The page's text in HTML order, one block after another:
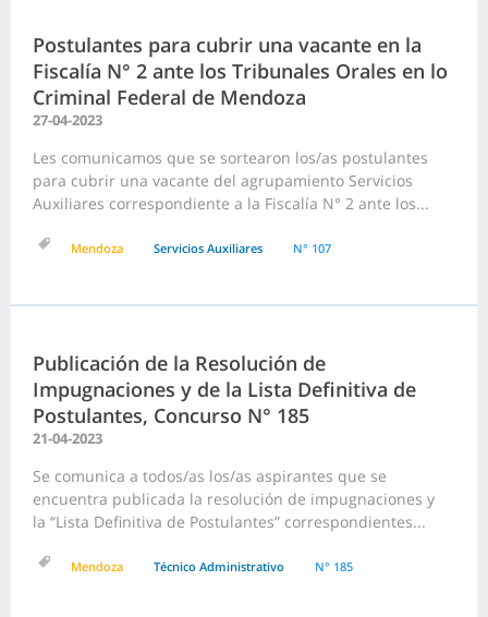
Postulantes para cubrir una vacante en la
Fiscalía N° 2 ante los Tribunales Orales en lo
Criminal Federal de Mendoza
27-04-2023
Les comunicamos que se sortearon los/as postulantes
para cubrir una vacante del agrupamiento Servicios
Auxiliares correspondiente a la Fiscalía N° 2 ante los...
Mendoza Servicios Auxiliares N° 107
Publicación de la Resolución de
Impugnaciones y de la Lista Definitiva de
Postulantes, Concurso N° 185
21-04-2023
Se comunica a todos/as los/as aspirantes que se
encuentra publicada la resolución de impugnaciones y
la “Lista Definitiva de Postulantes” correspondientes...
Mendoza Técnico Administrativo N° 185